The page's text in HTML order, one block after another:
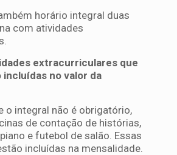
horário integral duas
com atividades
extracurriculares que
no valor da
o integral não é obrigatório,
de contação de histórias,
e futebol de salão. Essas
incluídas na mensalidade.